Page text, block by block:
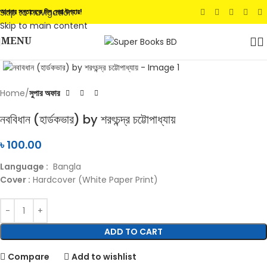
Skip to navigation
Skip to main content
আপনার সন্তানেকে দিন সেরা উপহার!
MENU
Home সুপার অফার
নববিধান (হার্ডকভার) by শরৎচন্দ্র চট্টোপাধ্যায়
৳100.00
Language : Bangla
Cover : Hardcover (White Paper Print)
ADD TO CART
Compare Add to wishlist